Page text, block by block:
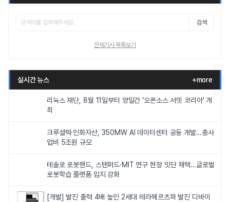
검색
전체기사 목록보기
실시간 뉴스 +more
리눅스 재단, 8월 11일부터 양일간 ‘오픈소스 서밋 코리아’ 개
최
크루셜텍·인화자산, 350MW AI 데이터센터 공동 개발…총사
업비 5조원 규모
테솔로 로봇핸드, 스탠퍼드·MIT 연구 현장 잇단 채택…글로벌
로봇학습 플랫폼 입지 강화
[개발] 발진 출력 4배 높인 2세대 테라헤르츠파 발진 디바이